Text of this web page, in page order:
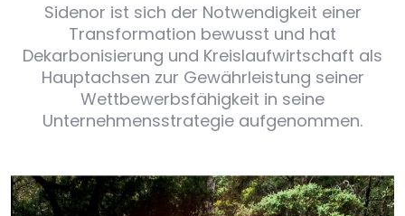
Sidenor ist sich der Notwendigkeit einer
Transformation bewusst und hat
Dekarbonisierung und Kreislaufwirtschaft als
Hauptachsen zur Gewährleistung seiner
Wettbewerbsfähigkeit in seine
Unternehmensstrategie aufgenommen.